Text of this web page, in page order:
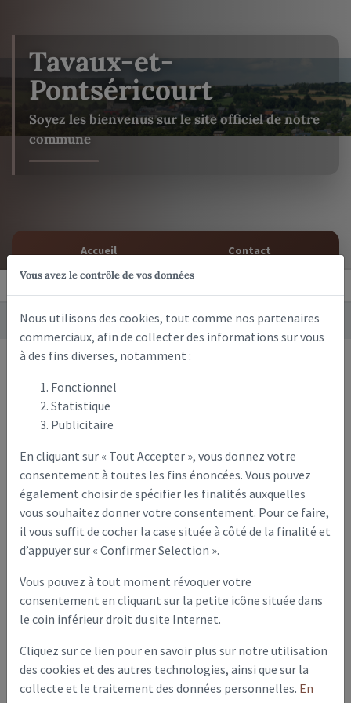
Vous avez le contrôle de vos données
Nous utilisons des cookies, tout comme nos partenaires
commerciaux, afin de collecter des informations sur vous
à des fins diverses, notamment :
Fonctionnel
Statistique
Publicitaire
En cliquant sur « Tout Accepter », vous donnez votre
consentement à toutes les fins énoncées. Vous pouvez
également choisir de spécifier les finalités auxquelles
vous souhaitez donner votre consentement. Pour ce faire,
il vous suffit de cocher la case située à côté de la finalité et
d’appuyer sur « Confirmer Selection ».
Vous pouvez à tout moment révoquer votre
consentement en cliquant sur la petite icône située dans
le coin inférieur droit du site Internet.
Cliquez sur ce lien pour en savoir plus sur notre utilisation
des cookies et des autres technologies, ainsi que sur la
collecte et le traitement des données personnelles. En
Tavaux-et-
Pontséricourt
Soyez les bienvenus sur le site officiel de notre
commune
Accueil Contact
Services Centre de secours
Centre de secours
Chef de centre : Lieutenant BOITTE Thierry
Caserne
Previous Next